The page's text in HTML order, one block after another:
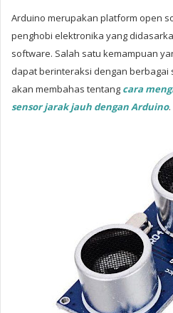
Arduino merupakan platform open
penghobi elektronika yang
software. Salah satu kemampuan
dapat berinteraksi dengan berbagai
akan membahas tentang cara
sensor jarak jauh dengan Arduino.